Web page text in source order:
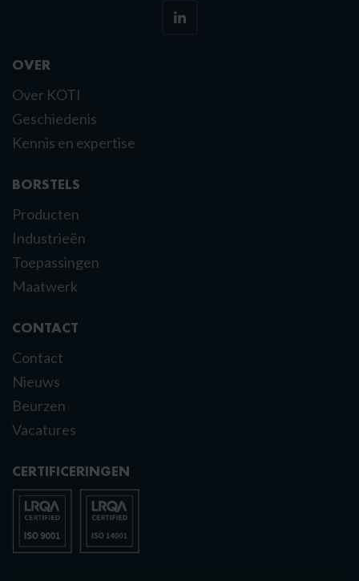
OVER
Over KOTI
Geschiedenis
Kennis en expertise
BORSTELS
Producten
Industrieën
Toepassingen
Maatwerk
CONTACT
Contact
Nieuws
Beurzen
Vacatures
CERTIFICERINGEN